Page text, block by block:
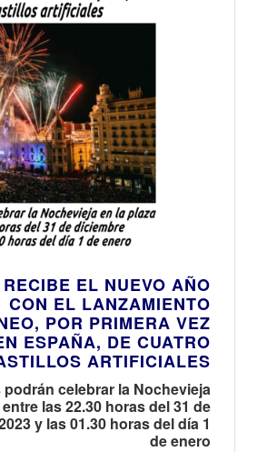
EL NUEVO AÑO
CON EL LANZAMIENTO
POR PRIMERA VEZ
ESPAÑA, DE CUATRO
ARTIFICIALES
celebrar la Nochevieja
las 22.30 horas del 31 de
y las 01.30 horas del día 1
de enero